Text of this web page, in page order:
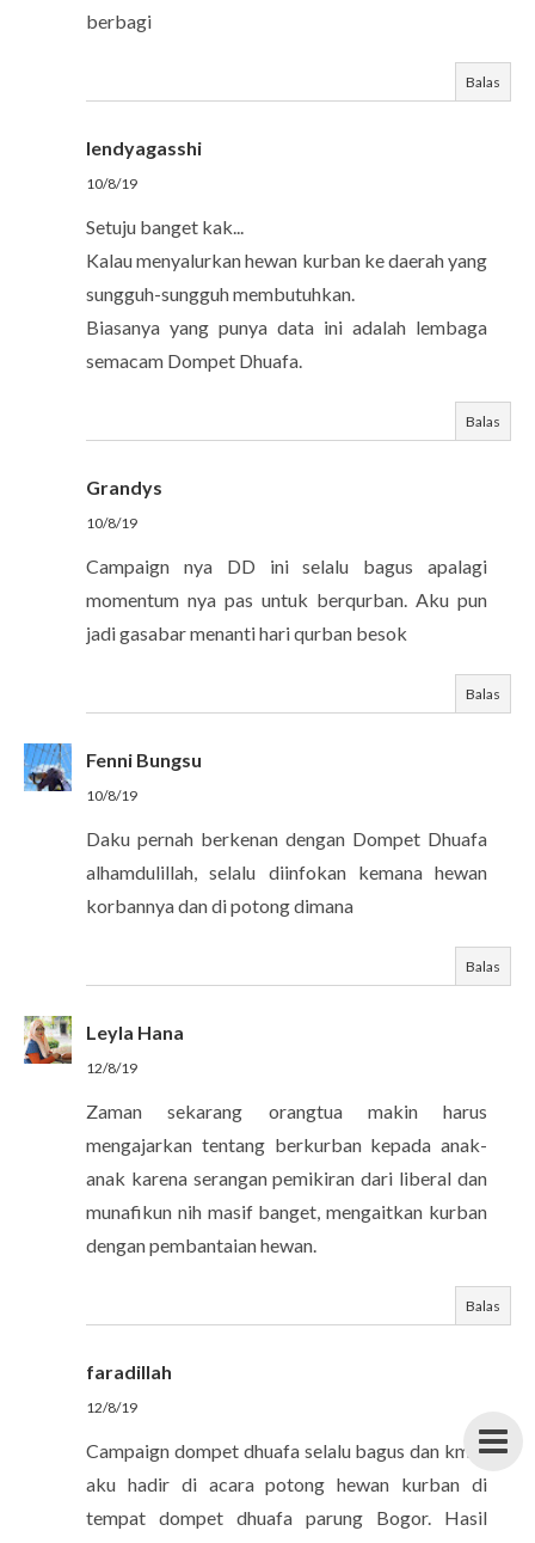
berbagi
Balas
lendyagasshi
10/8/19
Setuju banget kak...
Kalau menyalurkan hewan kurban ke daerah yang
sungguh-sungguh membutuhkan.
Biasanya yang punya data ini adalah lembaga
semacam Dompet Dhuafa.
Balas
Grandys
10/8/19
Campaign nya DD ini selalu bagus apalagi
momentum nya pas untuk berqurban. Aku pun
jadi gasabar menanti hari qurban besok
Balas
Fenni Bungsu
10/8/19
Daku pernah berkenan dengan Dompet Dhuafa
alhamdulillah, selalu diinfokan kemana hewan
korbannya dan di potong dimana
Balas
Leyla Hana
12/8/19
Zaman sekarang orangtua makin harus
mengajarkan tentang berkurban kepada anak-
anak karena serangan pemikiran dari liberal dan
munafikun nih masif banget, mengaitkan kurban
dengan pembantaian hewan.
Balas
faradillah
12/8/19
Campaign dompet dhuafa selalu bagus dan kmrn
aku hadir di acara potong hewan kurban di
tempat dompet dhuafa parung Bogor. Hasil